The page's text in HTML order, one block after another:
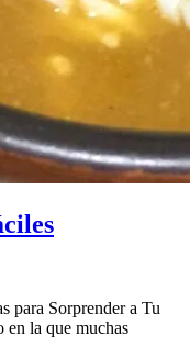
para Sorprender a Tu
en la que muchas